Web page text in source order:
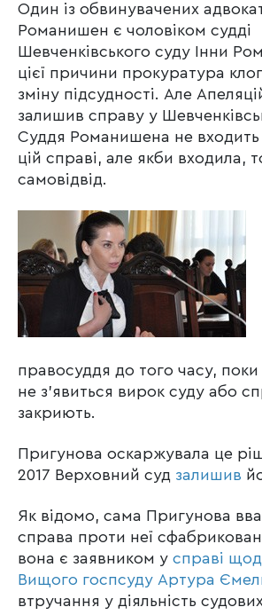
Один із обвинувачених
Романишен є чоловіком судді
Шевченківського суду Інни
цієї причини прокуратура
зміну підсудності. Але
залишив справу у
Суддя Романишена не входить
цій справі, але якби входила,
самовідвід.
правосуддя до того часу, поки
не з’явиться вирок суду або
закриють.
Пригунова оскаржувала це
2017 Верховний суд залишив
Як відомо, сама Пригунова
справа проти неї
вона є заявником у справі
Вищого госпсуду Артура
втручання у діяльність